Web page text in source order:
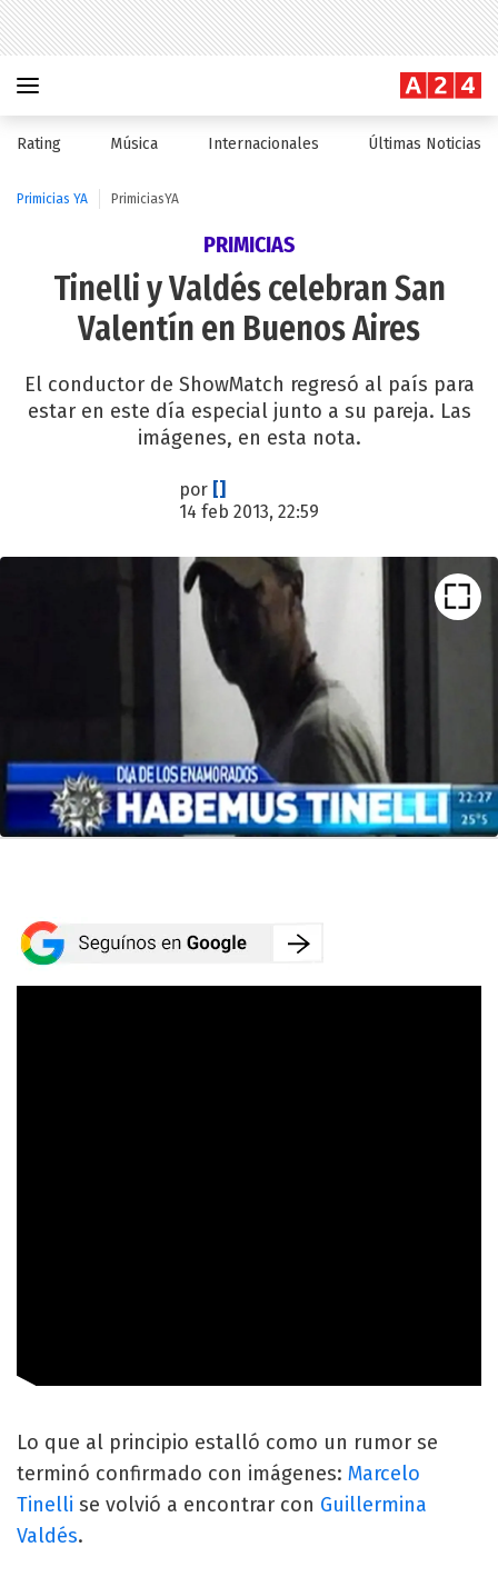
Rating Música Internacionales Últimas Noticias
Primicias YA PrimiciasYA
PRIMICIAS
Tinelli y Valdés celebran San
Valentín en Buenos Aires
El conductor de ShowMatch regresó al país para
estar en este día especial junto a su pareja. Las
imágenes, en esta nota.
por []
14 feb 2013, 22:59
Lo que al principio estalló como un rumor se
terminó confirmado con imágenes: Marcelo
Tinelli se volvió a encontrar con Guillermina
Valdés.